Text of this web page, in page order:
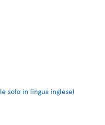
solo in lingua inglese)